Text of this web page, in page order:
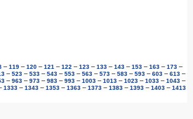
– 119 – 120 – 121 – 122 – 123 – 133 – 143 – 153 – 163 – 173 –
– 523– 533– 543– 553– 563– 573– 583– 593– 603– 613–
– 963– 973– 983– 993– 1003– 1013– 1023– 1033– 1043–
1333 – 1343 – 1353 – 1363 – 1373 – 1383 – 1393 – 1403 – 1413